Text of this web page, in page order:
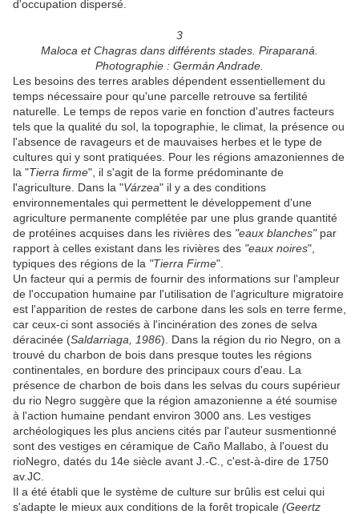
d'occupation dispersé.
3
Maloca et Chagras dans différents stades. Piraparaná.
Photographie : Germán Andrade.
Les besoins des terres arables dépendent essentiellement du
temps nécessaire pour qu'une parcelle retrouve sa fertilité
naturelle. Le temps de repos varie en fonction d'autres facteurs
tels que la qualité du sol, la topographie, le climat, la présence ou
l'absence de ravageurs et de mauvaises herbes et le type de
cultures qui y sont pratiquées. Pour les régions amazoniennes de
la "Tierra firme", il s'agit de la forme prédominante de
l'agriculture. Dans la "Várzea" il y a des conditions
environnementales qui permettent le développement d'une
agriculture permanente complétée par une plus grande quantité
de protéines acquises dans les rivières des "eaux blanches"par
rapport à celles existant dans les rivières des "eaux noires",
typiques des régions de la "Tierra Firme".
Un facteur qui a permis de fournir des informations sur l'ampleur
de l'occupation humaine par l'utilisation de l'agriculture migratoire
est l'apparition de restes de carbone dans les sols en terre ferme,
car ceux-ci sont associés à l'incinération des zones de selva
déracinée (Saldarriaga, 1986). Dans la région du rio Negro, on a
trouvé du charbon de bois dans presque toutes les régions
continentales, en bordure des principaux cours d'eau. La
présence de charbon de bois dans les selvas du cours supérieur
du rio Negro suggère que la région amazonienne a été soumise
à l'action humaine pendant environ 3000 ans. Les vestiges
archéologiques les plus anciens cités par l'auteur susmentionné
sont des vestiges en céramique de Caño Mallabo, à l'ouest du
rioNegro, datés du 14e siècle avant J.-C., c'est-à-dire de 1750
av.JC.
Il a été établi que le système de culture sur brûlis est celui qui
s'adapte le mieux aux conditions de la forêt tropicale (Geertz